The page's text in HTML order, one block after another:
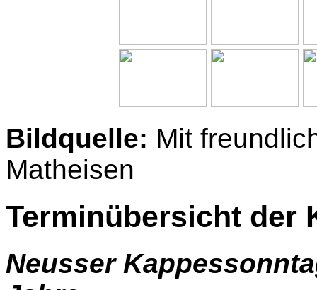
Bildquelle: Mit
Matheisen
Terminübersicht der
Neusser